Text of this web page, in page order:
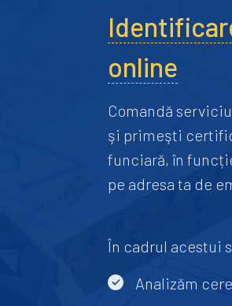
online
Comandă
şi primeşti
funciară, în
pe adresa ta de
În cadrul acestui
Analizăm